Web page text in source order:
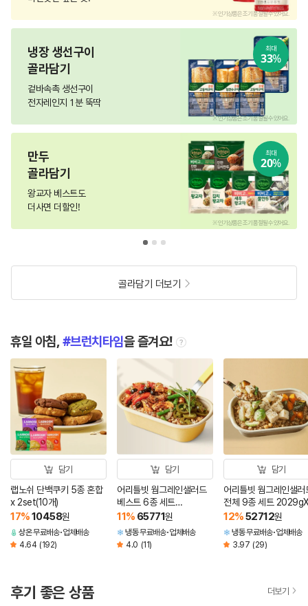
※ 인기상품은 조기 품절될 수 있어요.
최대
33%
냉장 생선구이
골라담기
겉바속촉 생선구이
전자레인지 1분 뚝딱
※ 인기상품은 조기 품절될 수 있어요.
최대
20%
만두
골라담기
왕교자 베스트도
더사면 더할인!
※ 인기상품은 조기 품절될 수 있어요.
골라담기 더보기
휴일 아침, 브런치타임을 즐겨요! tooltip
담기
17%10458원
랩노쉬 단백쿠키 5종 혼합
x 2set(10개)
상온무료배송 업체배송
4.64 (192)
담기
11% 65771원
어리틀빗 웜그레인샐러드
베스트 6종 세트
1257gX2개 (총12개)
냉동무료배송 업체배송
4.0 (11)
담기
12%52712원
어리틀빗 웜그레인샐러
전체 9종 세트
개 (총9개)
냉동무료배송 업체배송
3.97 (29)
후기 좋은 상품 더보기